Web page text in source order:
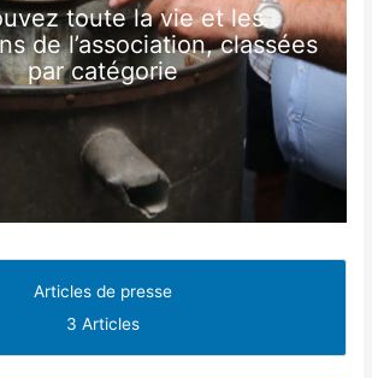
toute la vie et les
de l’association, classées
par catégorie
Articles de presse
3 Articles